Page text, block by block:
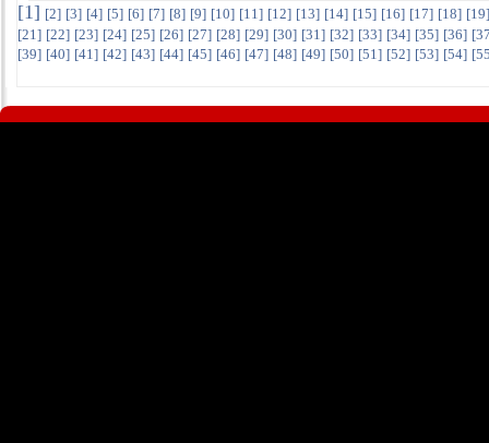
[1] [2] [3] [4] [5] [6] [7] [8] [9] [10] [11] [12] [13] [14] [15] [16] [17] [18] [19]
[21] [22] [23] [24] [25] [26] [27] [28] [29] [30] [31] [32] [33] [34] [35] [36] [
[39] [40] [41] [42] [43] [44] [45] [46] [47] [48] [49] [50] [51] [52] [53] [54] [